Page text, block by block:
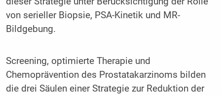
von serieller Biopsie, PSA-Kinetik und MR-
Bildgebung.
Screening, optimierte Therapie und
Chemoprävention des Prostatakarzinoms bilden
die drei Säulen einer Strategie zur Reduktion der